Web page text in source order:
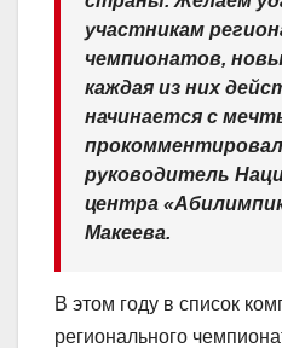
участникам
чемпионатов,
каждая из них
начинается с
руководитель
центра
Макеева.
В этом году в список
регионального